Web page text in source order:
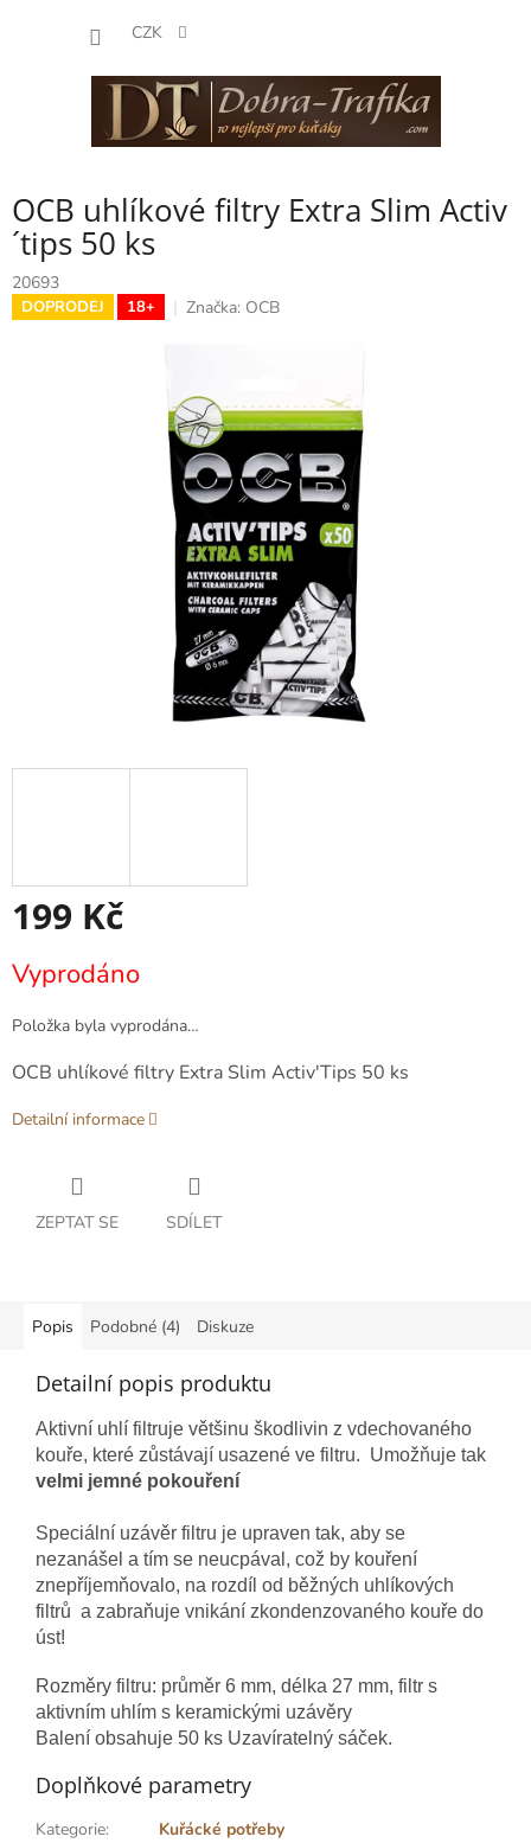
CZK
OCB uhlíkové filtry Extra Slim Activ
´tips 50 ks
20693
DOPRODEJ 18+ Značka: OCB
199 Kč
cena:
Vyprodáno
Položka byla vyprodána…
OCB uhlíkové filtry Extra Slim Activ'Tips 50 ks
Detailní informace
ZEPTAT SE SDÍLET
Popis Podobné (4) Diskuze
Detailní popis produktu
Aktivní uhlí filtruje většinu škodlivin z vdechovaného
kouře, které zůstávají usazené ve filtru. Umožňuje tak
velmi jemné pokouření
Speciální uzávěr filtru je upraven tak, aby se
nezanášel a tím se neucpával, což by kouření
znepříjemňovalo, na rozdíl od běžných uhlíkových
filtrů a zabraňuje vnikání zkondenzovaného kouře do
úst!
Rozměry filtru: průměr 6 mm, délka 27 mm, filtr s
aktivním uhlím s keramickými uzávěry
Balení obsahuje 50 ks Uzavíratelný sáček.
Doplňkové parametry
Kategorie:
Kuřácké potřeby